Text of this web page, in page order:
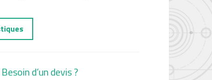
d’un devis ?